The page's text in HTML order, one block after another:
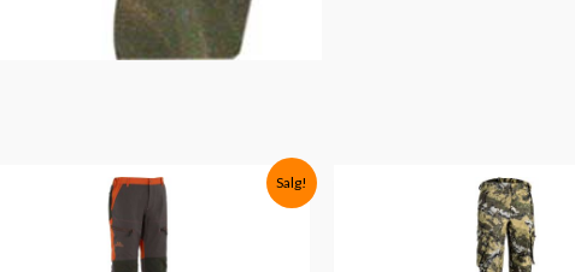
Salg!
OpprinneligNåværende
pris
er:
kr1,349.